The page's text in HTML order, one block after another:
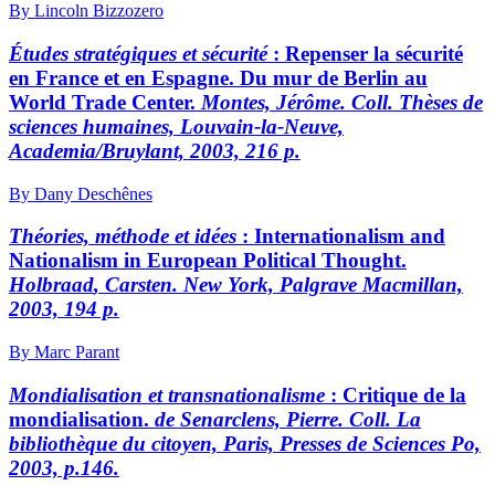
By Lincoln Bizzozero
Études stratégiques et sécurité: Repenser la sécurité
en France et en Espagne. Du mur de Berlin au
World Trade Center. Montes, Jérôme. Coll. Thèses de
sciences humaines, Louvain-la-Neuve,
Academia/Bruylant, 2003, 216 p.
By Dany Deschênes
Théories, méthode et idées : Internationalism and
Nationalism in European Political Thought.
Holbraad, Carsten. New York, Palgrave Macmillan,
2003, 194 p.
By Marc Parant
Mondialisation et transnationalisme : Critique de la
mondialisation. de Senarclens, Pierre. Coll. La
bibliothèque du citoyen, Paris, Presses de Sciences Po,
2003, p.146.